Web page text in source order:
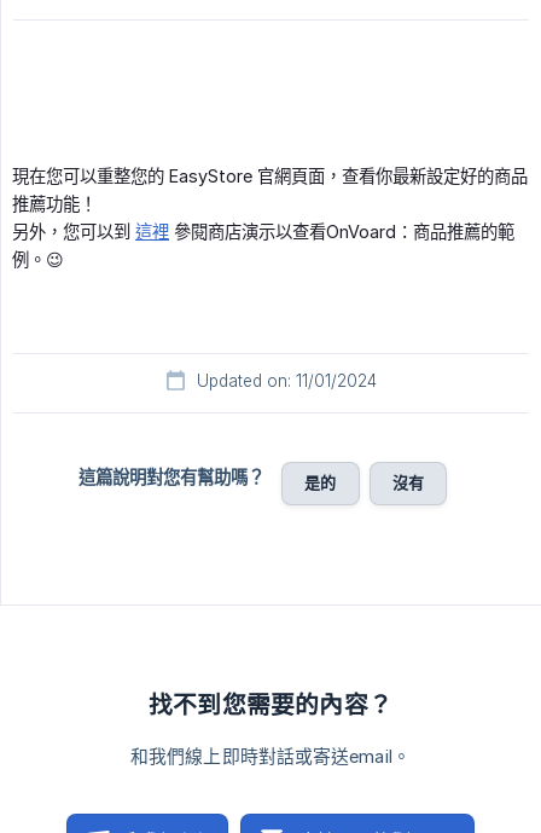
現在您可以重整您的 EasyStore 官網頁面，查看你最新設定好的商品
推薦功能！
另外，您可以到 這裡 參閱商店演示以查看OnVoard：商品推薦的範
例。😉
Updated on: 11/01/2024
這篇說明對您有幫助嗎？ 是的 沒有
找不到您需要的內容？
和我們線上即時對話或寄送email。